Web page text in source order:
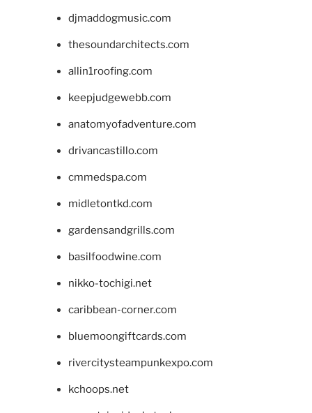
djmaddogmusic.com
thesoundarchitects.com
allin1roofing.com
keepjudgewebb.com
anatomyofadventure.com
drivancastillo.com
cmmedspa.com
midletontkd.com
gardensandgrills.com
basilfoodwine.com
nikko-tochigi.net
caribbean-corner.com
bluemoongiftcards.com
rivercitysteampunkexpo.com
kchoops.net